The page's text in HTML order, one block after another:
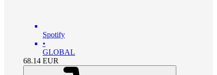
Spotify
•
GLOBAL
68.14 EUR